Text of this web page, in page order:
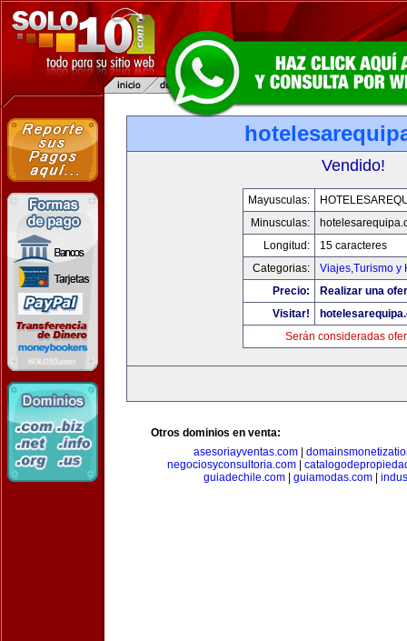
Vendido!
Mayusculas:
Minusculas:
Longitud:
15 caracteres
Categorias:
Viajes,Turismo y
Precio:
Realizar una
Visitar!
Serán consideradas
Otros dominios en venta:
asesoriayventas.com
negociosyconsultoria.com|
guiadechile.com
guiamodas.com